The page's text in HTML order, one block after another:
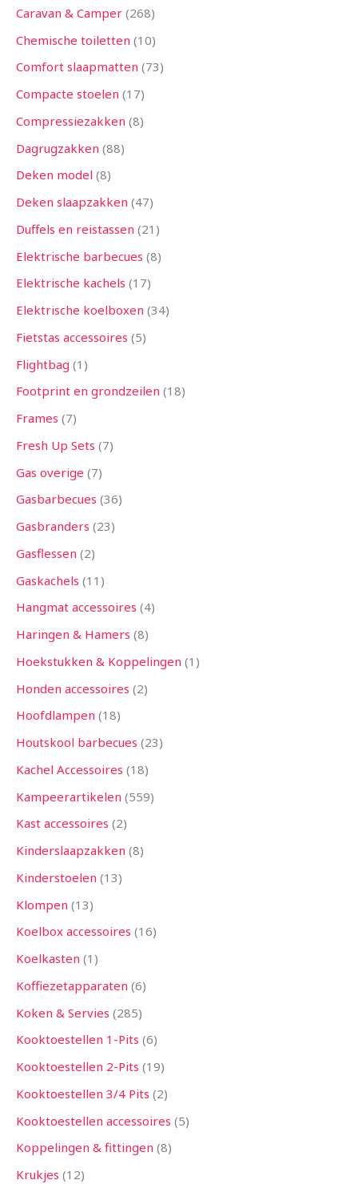
Caravan & Camper 268
Chemische toiletten 10
Comfort slaapmatten 73
Compacte stoelen 17
Compressiezakken 8
Dagrugzakken 88
Deken model 8
Deken slaapzakken 47
Duffels en reistassen 21
Elektrische barbecues 8
Elektrische kachels 17
Elektrische koelboxen 34
Fietstas accessoires 5
Flightbag 1
Footprint en grondzeilen 18
Frames 7
Fresh Up Sets 7
Gas overige 7
Gasbarbecues 36
Gasbranders 23
Gasflessen 2
Gaskachels 11
Hangmat accessoires 4
Haringen & Hamers 8
Hoekstukken & Koppelingen 1
Honden accessoires 2
Hoofdlampen 18
Houtskool barbecues 23
Kachel Accessoires 18
Kampeerartikelen 559
Kast accessoires 2
Kinderslaapzakken 8
Kinderstoelen 13
Klompen 13
Koelbox accessoires 16
Koelkasten 1
Koffiezetapparaten 6
Koken & Servies 285
Kooktoestellen 1-Pits 6
Kooktoestellen 2-Pits 19
Kooktoestellen 3/4 Pits 2
Kooktoestellen accessoires 5
Koppelingen & fittingen 8
Krukjes 12